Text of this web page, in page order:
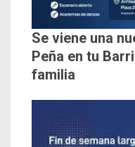
Se viene una
Peña en tu
familia